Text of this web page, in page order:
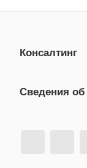
Консалтинг
Сведения об